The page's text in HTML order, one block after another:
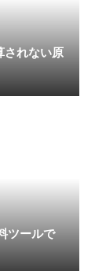
されない原
ツールで